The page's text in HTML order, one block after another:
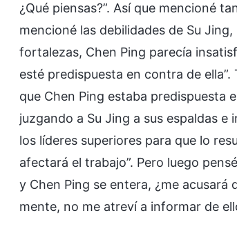
¿Qué piensas?”. Así que mencioné
mencioné las debilidades de Su
fortalezas, Chen Ping parecía
esté predispuesta en contra de
que Chen Ping estaba predispuesta
juzgando a Su Jing a sus espaldas
los líderes superiores para que lo
afectará el trabajo”. Pero luego
y Chen Ping se entera, ¿me acusará
mente, no me atreví a informar de